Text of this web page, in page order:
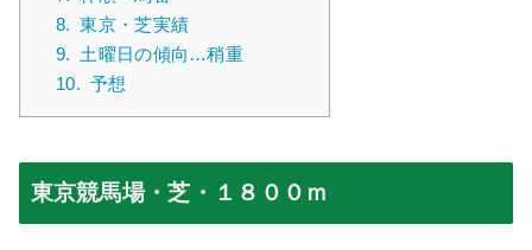
8. 東京・芝実績
9. 土曜日の傾向…稍重
10. 予想
東京競馬場・芝・１８００ｍ